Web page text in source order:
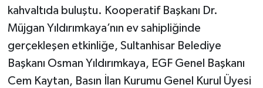
kahvaltıda buluştu. Kooperatif Başkanı Dr.
Müjgan Yıldırımkaya’nın ev sahipliğinde
gerçekleşen etkinliğe, Sultanhisar Belediye
Başkanı Osman Yıldırımkaya, EGF Genel Başkanı
Cem Kaytan, Basın İlan Kurumu Genel Kurul Üyesi